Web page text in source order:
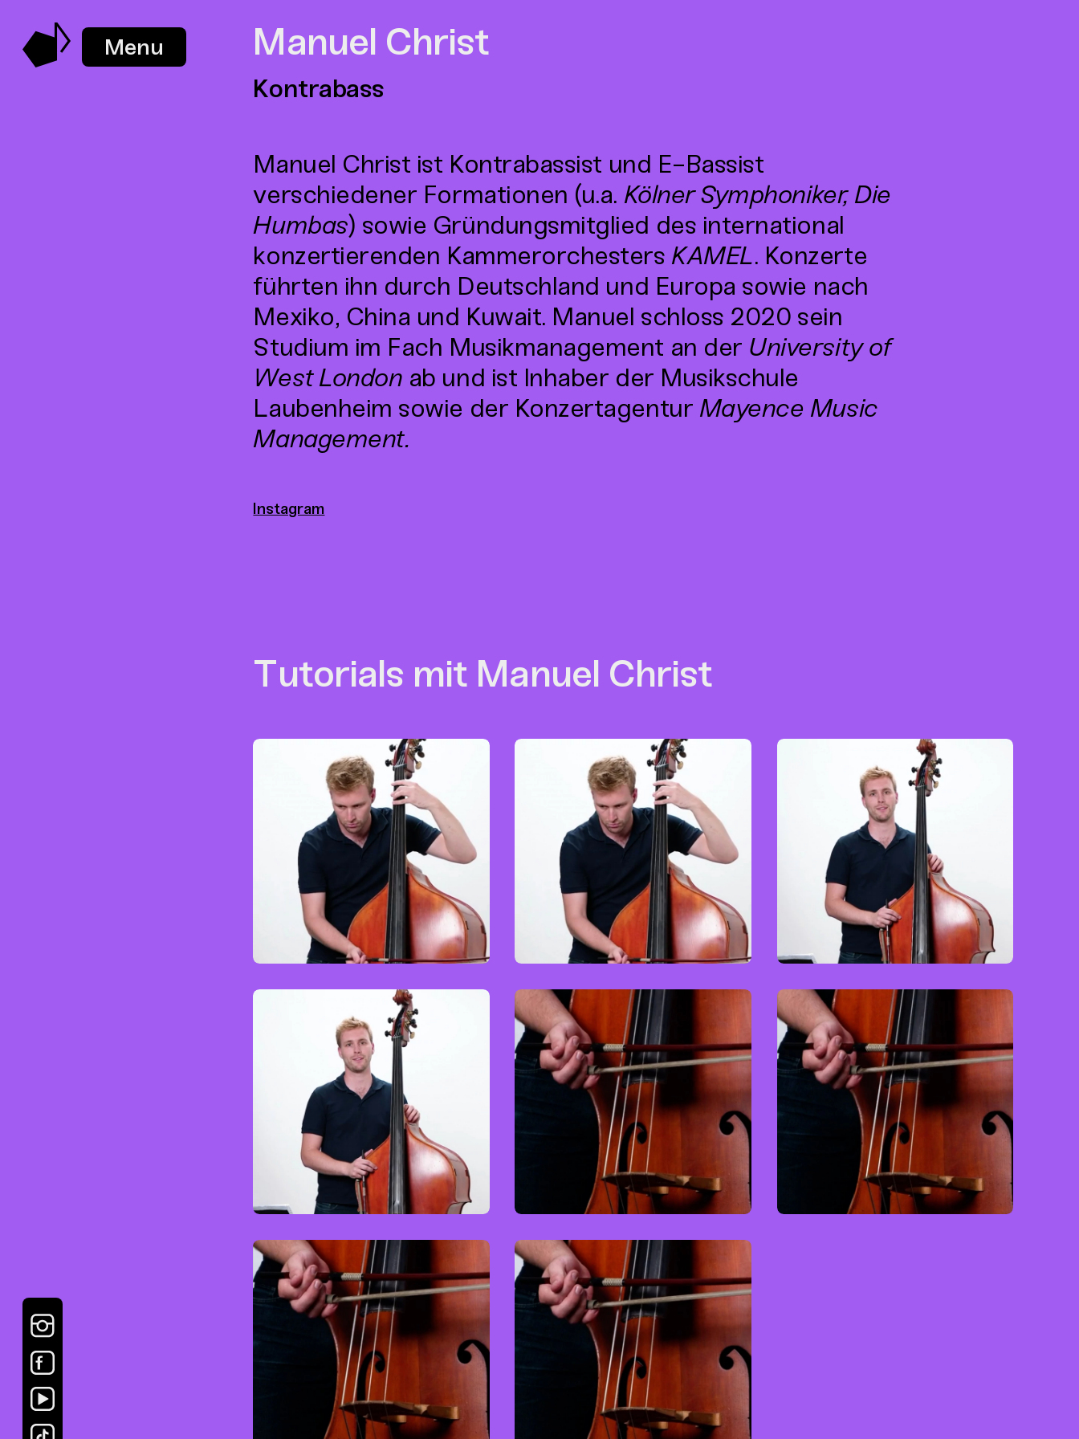
Menu Manuel Christ
Kontrabass
Manuel Christ ist Kontrabassist und E-Bassist
verschiedener Formationen (u.a. Kölner Symphoniker, Die
Humbas) sowie Gründungsmitglied des international
konzertierenden Kammerorchesters KAMEL. Konzerte
führten ihn durch Deutschland und Europa sowie nach
Mexiko, China und Kuwait. Manuel schloss 2020 sein
Studium im Fach Musikmanagement an der University of
West London ab und ist Inhaber der Musikschule
Laubenheim sowie der Konzertagentur Mayence Music
Management.
Instagram
Tutorials mit Manuel Christ
Kontrabass
Easy
Kontrabass
Easy
Kontrabass
Advanced
Kontrabass
Advanced
Kontrabass
Easy